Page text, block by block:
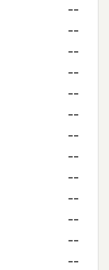
--
--
--
--
--
--
--
--
--
--
--
--
--